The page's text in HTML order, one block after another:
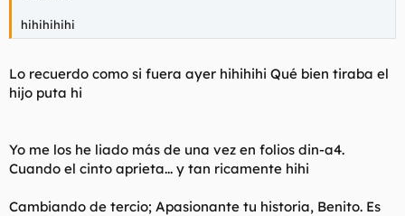
hihihihihi
Lo recuerdo como si fuera ayer hihihihi Qué bien tiraba el
hijo puta hi
Yo me los he liado más de una vez en folios din-a4.
Cuando el cinto aprieta... y tan ricamente hihi
Cambiando de tercio; Apasionante tu historia, Benito. Es